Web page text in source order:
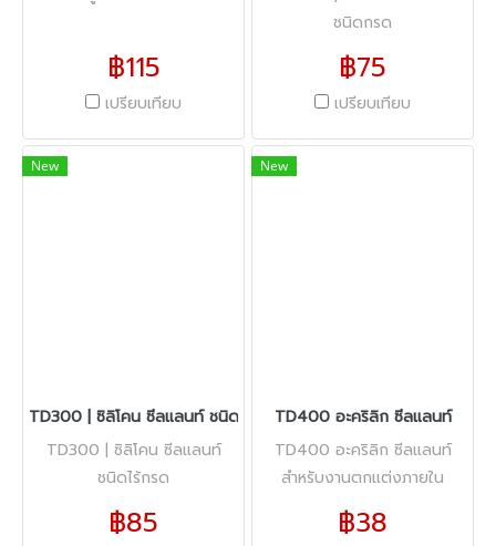
฿115
เปรียบเทียบ
ชนิดกรด
฿75
เปรียบเทียบ
New
TD300 | ซิลิโคน ซีลแลนท์ ชนิดไร้กรด
TD300 | ซิลิโคน ซีลแลนท์
ชนิดไร้กรด
฿85
New
TD400 อะคริลิก ซีลแลนท์
TD400 อะคริลิก ซีลแลนท์
สำหรับงานตกแต่งภายใน
฿38